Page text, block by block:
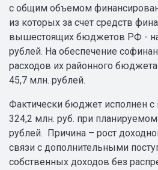
с общим объемом
из которых за счет средств
вышестоящих бюджетов РФ -
рублей. На обеспечение
расходов их районного
45,7 млн. рублей.
Фактически бюджет исполнен
324,2 млн. руб. при
рублей. Причина – рост
связи с дополнительными
собственных доходов без